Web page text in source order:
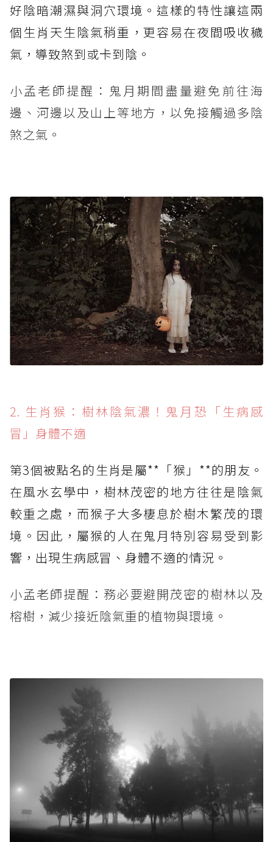
好陰暗潮濕與洞穴環境。這樣的特性讓這兩
個生肖天生陰氣稍重，更容易在夜間吸收穢
氣，導致煞到或卡到陰。
小孟老師提醒：鬼月期間盡量避免前往海
邊、河邊以及山上等地方，以免接觸過多陰
煞之氣。
2. 生肖猴：樹林陰氣濃！鬼月恐「生病感
冒」身體不適
第3個被點名的生肖是屬**「猴」**的朋友。
在風水玄學中，樹林茂密的地方往往是陰氣
較重之處，而猴子大多棲息於樹木繁茂的環
境。因此，屬猴的人在鬼月特別容易受到影
響，出現生病感冒、身體不適的情況。
小孟老師提醒：務必要避開茂密的樹林以及
榕樹，減少接近陰氣重的植物與環境。